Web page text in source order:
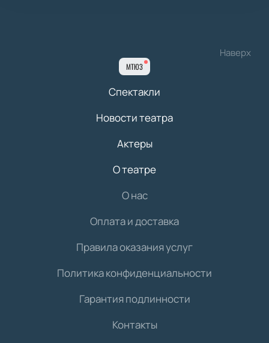
Наверх
МТЮЗ
Спектакли
Новости театра
Актеры
О театре
О нас
Оплата и доставка
Правила оказания услуг
Политика конфиденциальности
Гарантия подлинности
Контакты